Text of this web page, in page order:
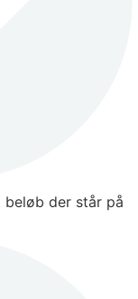
beløb der står på